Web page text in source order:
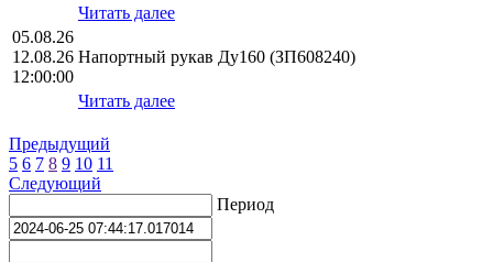
Читать далее
05.08.26
12.08.26
12:00:00
Напортный рукав Ду160 (ЗП608240)
Читать далее
Предыдущий
5 6 7 8 9 10 11
Следующий
Период